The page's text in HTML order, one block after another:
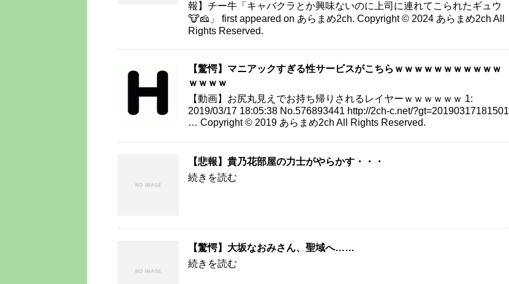
報】チー牛「キャバクラとか興味ないのに上司に連れてこられたギュウ
🐮🧀」 first appeared on あらまめ2ch. Copyright © 2024 あらまめ2ch All
Rights Reserved.
【驚愕】マニアックすぎる性サービスがこちらｗｗｗｗｗｗｗｗｗｗｗ
ｗｗｗｗ
【動画】お尻丸見えでお持ち帰りされるレイヤーｗｗｗｗｗｗ 1:
2019/03/17 18:05:38 No.576893441 http://2ch-c.net/?gt=20190317181501
… Copyright © 2019 あらまめ2ch All Rights Reserved.
【悲報】貴乃花部屋の力士がやらかす・・・
続きを読む
【驚愕】大坂なおみさん、聖域へ……
続きを読む